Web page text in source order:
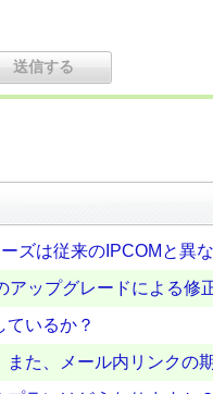
ズは従来のIPCOMと異な
ップグレードによる修
いるか？
た、メール内リンクの